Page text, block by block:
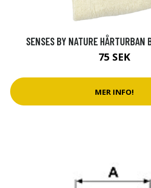
SENSES BY NATURE HÅRTURBAN
75 SEK
MER INFO!